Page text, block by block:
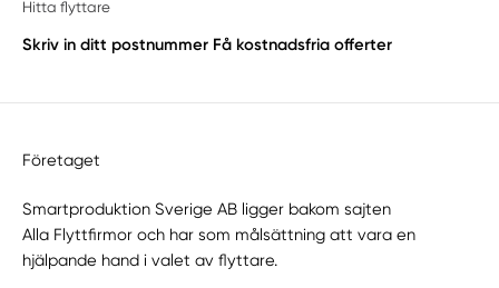
Hitta flyttare
Skriv in ditt postnummer Få kostnadsfria offerter
Företaget
Smartproduktion Sverige AB ligger bakom sajten
Alla Flyttfirmor och har som målsättning att vara en
hjälpande hand i valet av flyttare.